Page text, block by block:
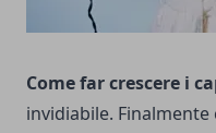
Come far crescere i
invidiabile.